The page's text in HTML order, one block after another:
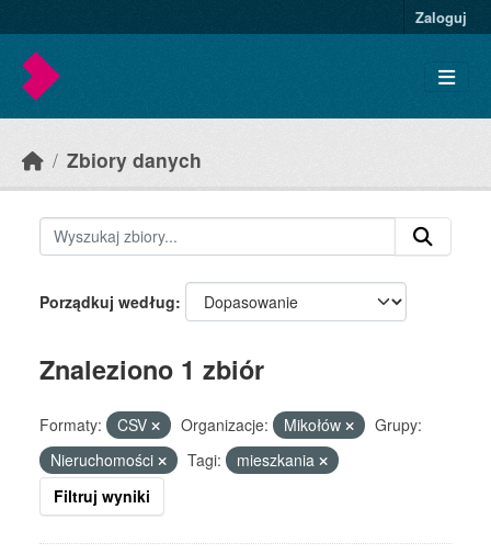
Zaloguj
Zbiory danych
Porządkuj według
Znaleziono 1 zbiór
Formaty: CSV Organizacje: Mikołów
Grupy:
Nieruchomości
Tagi:
mieszkania
Filtruj wyniki